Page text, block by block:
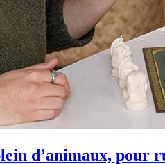
d’animaux, pour